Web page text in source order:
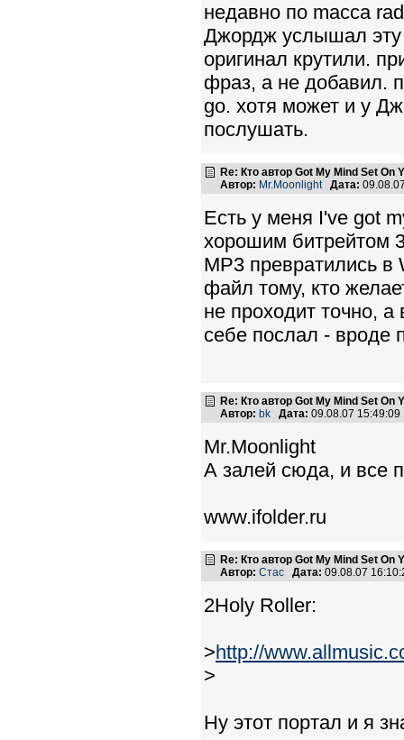
недавно по macca
Джордж услышал эту
оригинал крутили.
фраз, а не добавил.
go. хотя может и у
послушать.
Re: Кто автор Got My Mind Set On
Автор: Mr.Moonlight Дата:
Есть у меня I've got
хорошим битрейтом
МР3 превратились в
файл тому, кто
не проходит точно,
себе послал - вроде
Re: Кто автор Got My Mind Set On
Автор: bk Дата: 09.08.07
Mr.Moonlight
А залей сюда, и все
www.ifolder.ru
Re: Кто автор Got My Mind Set On
Автор: Стас Дата: 09.08.07
2Holy Roller:
>http://
>
Ну этот портал и я